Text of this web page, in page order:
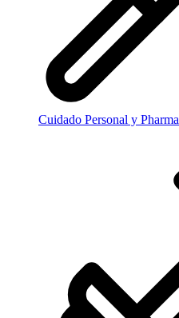
Cuidado Personal y Pharma